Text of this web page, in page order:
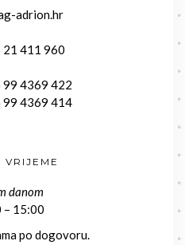
adrion.hr
21 411 960
99 4369 422
99 4369 414
VRIJEME
danom
– 15:00
po dogovoru.